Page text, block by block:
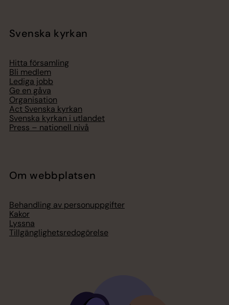
Svenska kyrkan
Hitta församling
Bli medlem
Lediga jobb
Ge en gåva
Organisation
Act Svenska kyrkan
Svenska kyrkan i utlandet
Press – nationell nivå
Om webbplatsen
Behandling av personuppgifter
Kakor
Lyssna
Tillgänglighetsredogörelse